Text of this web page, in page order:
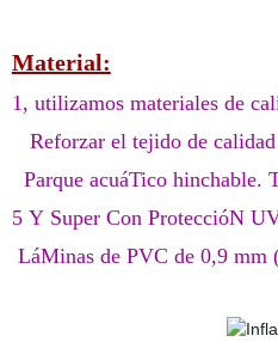
Material:
1, utilizamos materiales de
Reforzar el tejido de
Parque acuáTico
5 Y Super Con ProteccióN
LáMinas de PVC de 0,9 mm